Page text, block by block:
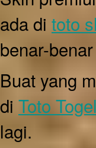
ada di toto
benar-
Buat yang
di Toto Togel
lagi.